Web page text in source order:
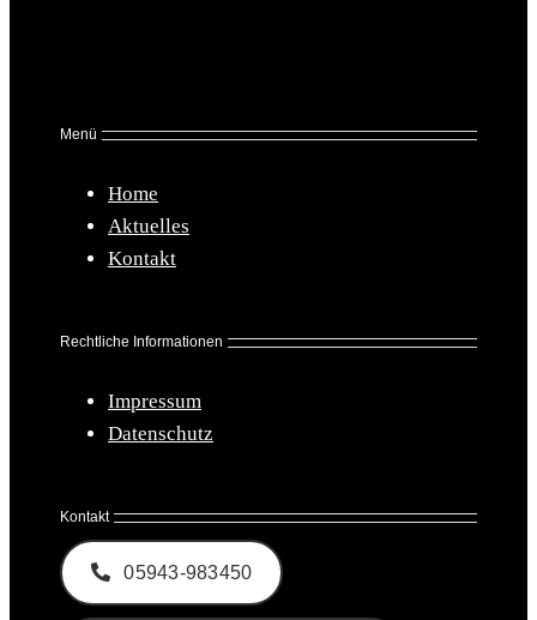
Menü
Home
Aktuelles
Kontakt
Rechtliche Informationen
Impressum
Datenschutz
Kontakt
05943-983450